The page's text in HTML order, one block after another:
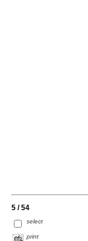
5 / 54
select
print